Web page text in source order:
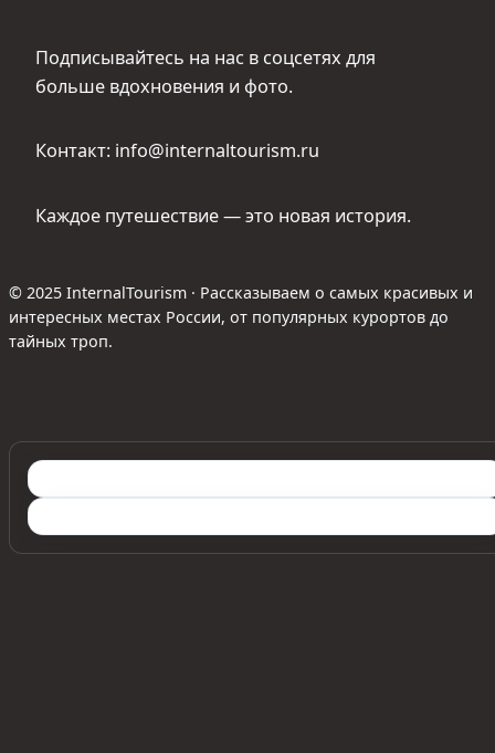
Подписывайтесь на нас в соцсетях для
больше вдохновения и фото.
Контакт: info@internaltourism.ru
Каждое путешествие — это новая история.
© 2025 InternalTourism · Рассказываем о самых красивых и
интересных местах России, от популярных курортов до
тайных троп.